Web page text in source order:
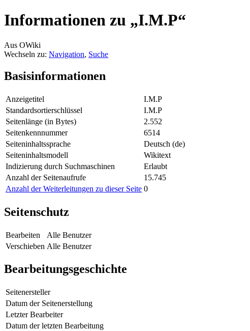
Informationen zu „I.M.P“
Aus OWiki
Wechseln zu: Navigation, Suche
Basisinformationen
Anzeigetitel
I.M.P
Standardsortierschlüssel
I.M.P
Seitenlänge (in Bytes)
2.552
Seitenkennnummer
6514
Seiteninhaltssprache
Deutsch (de)
Seiteninhaltsmodell
Wikitext
Indizierung durch Suchmaschinen
Erlaubt
Anzahl der Seitenaufrufe
15.745
Anzahl der Weiterleitungen zu dieser Seite 0
Seitenschutz
Bearbeiten
Alle Benutzer
Verschieben Alle Benutzer
Bearbeitungsgeschichte
Seitenersteller
Datum der Seitenerstellung
Letzter Bearbeiter
Datum der letzten Bearbeitung